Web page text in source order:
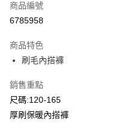
超商取貨付款
Apple Pay
Google Pay
ATM付款
商品編號
6785958
商品特色
刷毛內搭褲
銷售重點
尺碼:120-165
厚刷保暖內搭褲